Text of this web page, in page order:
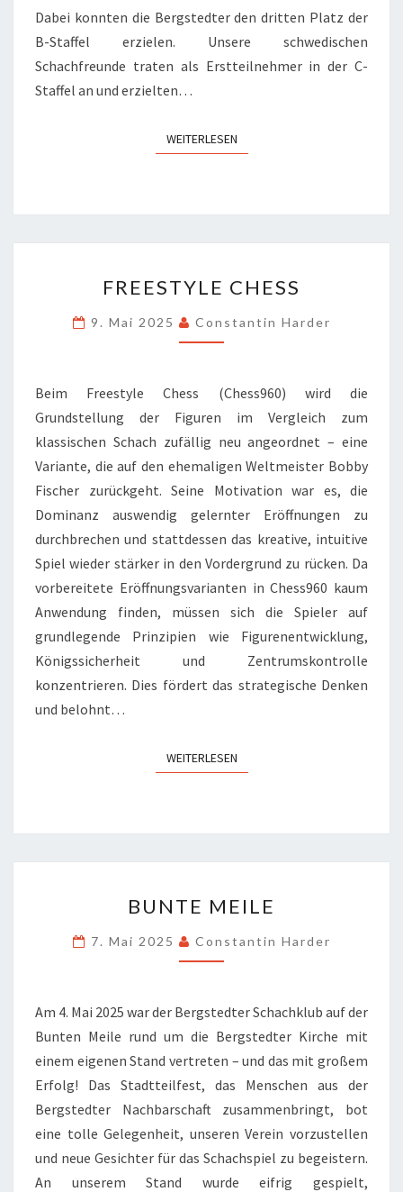
Dabei konnten die Bergstedter den dritten Platz der
B-Staffel erzielen. Unsere schwedischen
Schachfreunde traten als Erstteilnehmer in der C-
Staffel an und erzielten…
WEITERLESENWEITERLESEN
CHESS
FREESTYLE CHESS
9. Mai 2025 Constantin Harder
Beim Freestyle Chess (Chess960) wird die
Grundstellung der Figuren im Vergleich zum
klassischen Schach zufällig neu angeordnet – eine
Variante, die auf den ehemaligen Weltmeister Bobby
Fischer zurückgeht. Seine Motivation war es, die
Dominanz auswendig gelernter Eröffnungen zu
durchbrechen und stattdessen das kreative, intuitive
Spiel wieder stärker in den Vordergrund zu rücken. Da
vorbereitete Eröffnungsvarianten in Chess960 kaum
Anwendung finden, müssen sich die Spieler auf
grundlegende Prinzipien wie Figurenentwicklung,
Königssicherheit und Zentrumskontrolle
konzentrieren. Dies fördert das strategische Denken
und belohnt…
WEITERLESENWEITERLESEN
MEILE
BUNTE MEILE
7. Mai 2025 Constantin Harder
Am 4. Mai 2025 war der Bergstedter Schachklub auf der
Bunten Meile rund um die Bergstedter Kirche mit
einem eigenen Stand vertreten – und das mit großem
Erfolg! Das Stadtteilfest, das Menschen aus der
Bergstedter Nachbarschaft zusammenbringt, bot
eine tolle Gelegenheit, unseren Verein vorzustellen
und neue Gesichter für das Schachspiel zu begeistern.
An unserem Stand wurde eifrig gespielt,